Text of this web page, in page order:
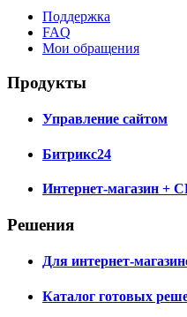
Поддержка
FAQ
Мои обращения
Продукты
Управление сайтом
Битрикс24
Интернет-магазин +
Решения
Для интернет-
Каталог готовых